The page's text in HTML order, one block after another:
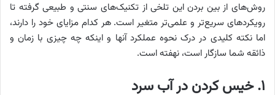
روش‌های از بین بردن این تلخی از تکنیک‌های سنتی و طبیعی گرفته تا
رویکردهای سریع‌تر و علمی‌تر متغیر است. هر کدام مزایای خود را دارند،
اما نکته کلیدی در درک نحوه عملکرد آنها و اینکه چه چیزی با زمان و
ذائقه شما سازگار است، نهفته است.
۱. خیس کردن در آب سرد